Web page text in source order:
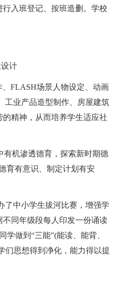
入班登记、按班造删。学校
计
FLASH场景人物设定、动画
工业产品造型制作、房屋建筑
精神，从而培养学生适应社
有机渗透德育，探索新时期德
育有意识、制定计划有安
了中小学生拔河比赛，增强学
同年级段每人印发一份诵读
做到“三能”(能读、能背、
们思想得到净化，能力得以提